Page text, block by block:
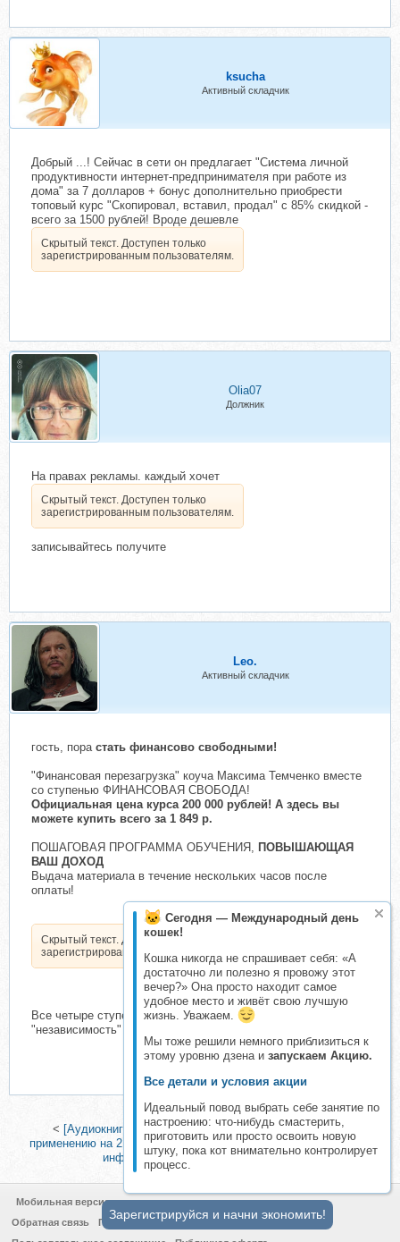
Сегодня — Международный день
кошек!
Кошка никогда не спрашивает себя: «А
достаточно ли полезно я провожу этот
вечер?» Она просто находит самое
удобное место и живёт свою лучшую
жизнь. Уважаем.
Мы тоже решили немного приблизиться к
этому уровню дзена и запускаем Акцию.
Все детали и условия акции
Идеальный повод выбрать себе занятие по
настроению: что-нибудь смастерить,
приготовить или просто освоить новую
штуку, пока кот внимательно контролирует
процесс.
ksucha
Активный складчик
Добрый ...! Сейчас в сети он предлагает "Система личной
продуктивности интернет-предпринимателя при работе из
дома" за 7 долларов + бонус дополнительно приобрести
топовый курс "Скопировал, вставил, продал" с 85% скидкой -
всего за 1500 рублей! Вроде дешевле
Скрытый текст. Доступен только
зарегистрированным пользователям.
Olia07
Должник
На правах рекламы. каждый хочет
Скрытый текст. Доступен только
зарегистрированным пользователям.
записывайтесь получите
Leo.
Активный складчик
гость, пора стать финансово свободными!
"Финансовая перезагрузка" коуча Максима Темченко вместе
со ступенью ФИНАНСОВАЯ СВОБОДА!
Официальная цена курса 200 000 рублей! А здесь вы
можете купить всего за 1 849 р.
ПОШАГОВАЯ ПРОГРАММА ОБУЧЕНИЯ, ПОВЫШАЮЩАЯ
ВАШ ДОХОД
Выдача материала в течение нескольких часов после
оплаты!
Скрытый текст. Доступен только
зарегистрированным пользователям.
Все четыре ступени: "безопасность", "стабильность",
"независимость" и "свобода"!
< [Аудиокнига] Продающий Инстаграм. Инструкция по
применению на 21 день (Арпине)|Чеклист для запуска своего
инфопродукта (Андрей Цыганков)>
Мобильная версия
Обратная связь
Политика конфиденциальности
Зарегистрируйся и начни экономить!